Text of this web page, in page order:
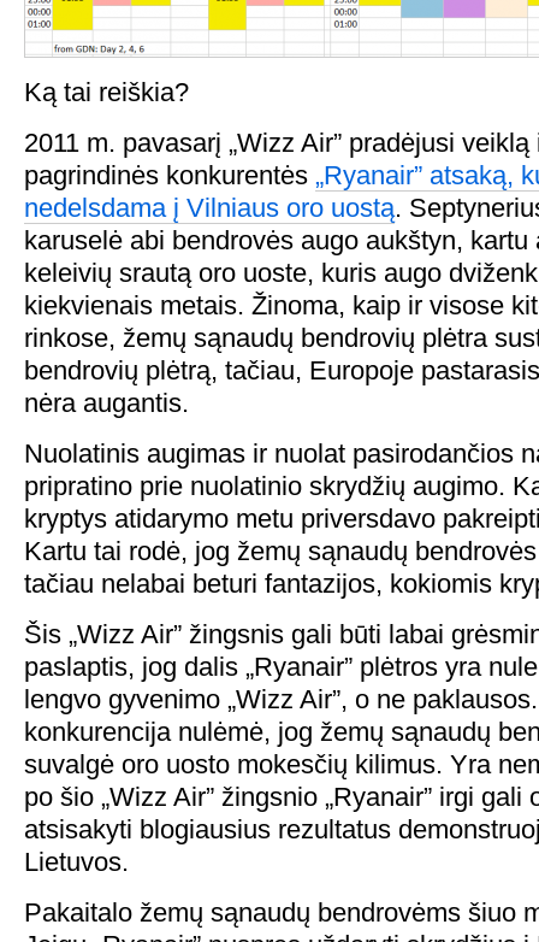
Ką tai reiškia?
2011 m. pavasarį „Wizz Air” pradėjusi
pagrindinės konkurentės „Ryanair” atsaką,
nedelsdama į Vilniaus oro uostą.
karuselė abi bendrovės augo aukštyn, kartu
keleivių srautą oro uoste, kuris augo
kiekvienais metais. Žinoma, kaip ir visose
rinkose, žemų sąnaudų bendrovių plėtra
bendrovių plėtrą, tačiau, Europoje
nėra augantis.
Nuolatinis augimas ir nuolat pasirodančios
pripratino prie nuolatinio skrydžių augimo.
kryptys atidarymo metu priversdavo
Kartu tai rodė, jog žemų sąnaudų
tačiau nelabai beturi fantazijos, kokiomis
Šis „Wizz Air” žingsnis gali būti labai
paslaptis, jog dalis „Ryanair” plėtros yra
lengvo gyvenimo „Wizz Air”, o ne
konkurencija nulėmė, jog žemų sąnaudų
suvalgė oro uosto mokesčių kilimus. Yra
po šio „Wizz Air” žingsnio „Ryanair” irgi gali
atsisakyti blogiausius rezultatus
Lietuvos.
Pakaitalo žemų sąnaudų bendrovėms šiuo